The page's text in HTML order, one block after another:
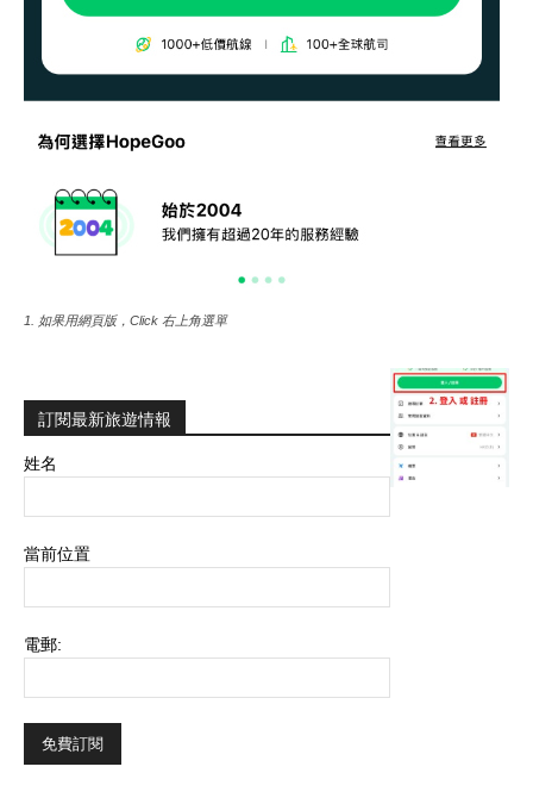
1. 如果用網頁版，Click 右上角選單
訂閱最新旅遊情報
姓名
當前位置
電郵: